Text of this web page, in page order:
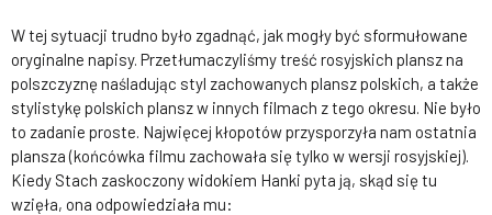
W tej sytuacji trudno było zgadnąć, jak mogły być sformułowane
oryginalne napisy. Przetłumaczyliśmy treść rosyjskich plansz na
polszczyznę naśladując styl zachowanych plansz polskich, a także
stylistykę polskich plansz w innych filmach z tego okresu. Nie było
to zadanie proste. Najwięcej kłopotów przysporzyła nam ostatnia
plansza (końcówka filmu zachowała się tylko w wersji rosyjskiej).
Kiedy Stach zaskoczony widokiem Hanki pyta ją, skąd się tu
wzięła, ona odpowiedziała mu: